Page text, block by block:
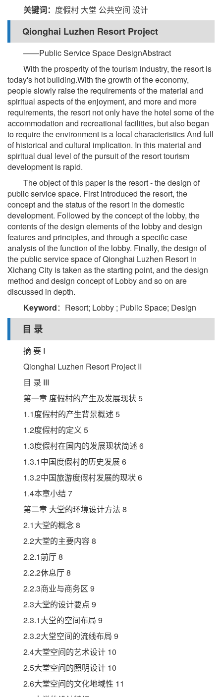
关键词： 度假村 大堂 公共空间 设计
Qionghai Luzhen Resort Project
——Public Service Space DesignAbstract
With the prosperity of the tourism industry, the resort is
today's hot building.With the growth of the economy,
people slowly raise the requirements of the material and
spiritual aspects of the enjoyment, and more and more
requirements, the resort not only have the hotel some of the
accommodation and recreational facilities, but also began
to require the environment is a local characteristics And full
of historical and cultural implication. In this material and
spiritual dual level of the pursuit of the resort tourism
development is rapid.
The object of this paper is the resort - the design of
public service space. First introduced the resort, the
concept and the status of the resort in the domestic
development. Followed by the concept of the lobby, the
contents of the design elements of the lobby and design
features and principles, and through a specific case
analysis of the function of the lobby. Finally, the design of
the public service space of Qionghai Luzhen Resort in
Xichang City is taken as the starting point, and the design
method and design concept of Lobby and so on are
discussed in depth.
Keyword：Resort; Lobby ; Public Space; Design
目 录
摘 要 I
Qionghai Luzhen Resort Project II
目 录 III
第一章 度假村的产生及发展现状 5
1.1度假村的产生背景概述 5
1.2度假村的定义 5
1.3度假村在国内的发展现状简述 6
1.3.1中国度假村的历史发展 6
1.3.2中国旅游度假村发展的现状 6
1.4本章小结 7
第二章 大堂的环境设计方法 8
2.1大堂的概念 8
2.2大堂的主要内容 8
2.2.1前厅 8
2.2.2休息厅 8
2.2.3商业与商务区 9
2.3大堂的设计要点 9
2.3.1大堂的空间布局 9
2.3.2大堂空间的流线布局 9
2.4大堂空间的艺术设计 10
2.5大堂空间的照明设计 10
2.6大堂空间的文化地域性 11